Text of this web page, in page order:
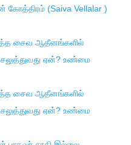
(Saiva Vellalar )
சைவ ஆதீனங்களில்
ஏன்? உண்மை
சைவ ஆதீனங்களில்
ஏன்? உண்மை